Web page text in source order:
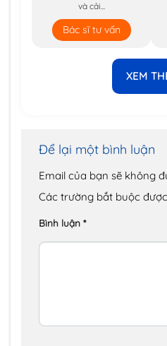
và cải...
Bác sĩ tư vấn
XEM
Để lại một bình luận
Email của bạn sẽ không
Các trường bắt buộc
Bình luận *